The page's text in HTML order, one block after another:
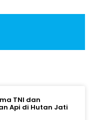
TNI dan
Api di Hutan Jati